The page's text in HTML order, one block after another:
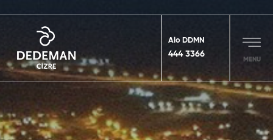
Alo DDMN
444 3366
MENU